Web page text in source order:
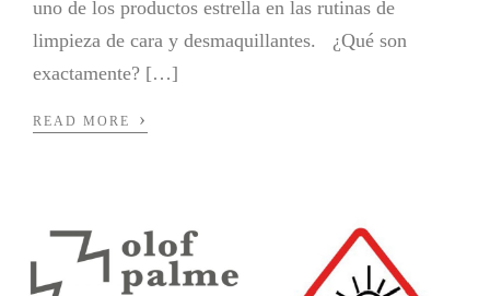
uno de los productos estrella en las rutinas de
limpieza de cara y desmaquillantes. ¿Qué son
exactamente? […]
READ MORE ›